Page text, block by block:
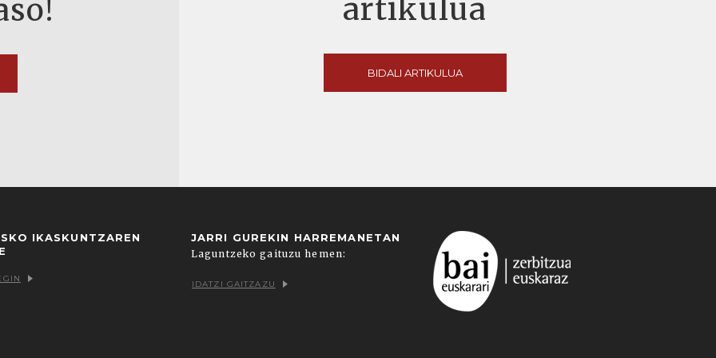
artikulua
BIDALI ARTIKULUA
IKASKUNTZAREN
JARRI GUREKIN HARREMANETAN
Laguntzeko gaituzu hemen:
IDATZI GAITZAZU